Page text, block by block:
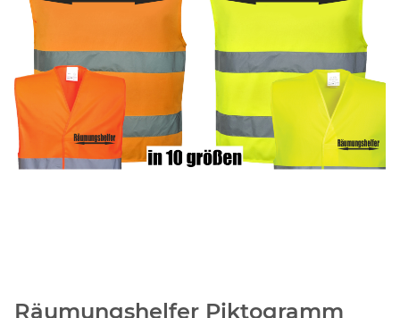
Räumungshelfer Piktogramm